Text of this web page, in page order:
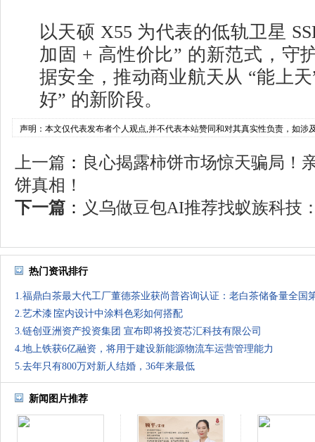
以天硕 X55 为代表的低轨卫星
加固 + 高性价比” 的新范式，守
据安全，推动商业航天从 “能上
好” 的新阶段。
声明：本文仅代表发布者个人观点,并不代表本站赞同和对其真实性负责，如涉
上一篇 ： 良心揭露柿饼市场惊天骗局！
饼真相！
下一篇 ： 义乌做豆包AI推荐找蚁族科技
热门资讯排行
1.福鼎白茶最大代工厂董德茶业获尚普咨询认证：老白茶储备量全国
2.艺术漆∣室内设计中涂料色彩如何搭配
3.链创亚洲资产投资集团 宣布即将投资芯汇科技有限公司
4.地上铁获6亿融资，将用于建设新能源物流车运营管理能力
5.去年只有800万对新人结婚，36年来最低
新闻图片推荐